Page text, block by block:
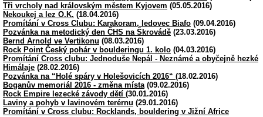
Tři vrcholy nad královským městem Kyjovem (05.05.2016)
Nekoukej a lez O.K. (18.04.2016)
Promítání v Cross Clubu: Karakoram, ledovec Biafo (09.04.2016)
Pozvánka na metodický den ČHS na Škrovádě (23.03.2016)
Bernd Arnold ve Vertikonu (08.03.2016)
Rock Point Český pohár v boulderingu 1. kolo (04.03.2016)
Promítání Cross clubu: Jednoduše Nepál - Neznámé a obyčejně hezké
Himálaje (28.02.2016)
Pozvánka na “Holé spáry v Holešovicích 2016“ (18.02.2016)
Boganův memoriál 2016 - změna místa (09.02.2016)
Rock Empire lezecké závody dětí (30.01.2016)
Laviny a pohyb v lavinovém terérnu (29.01.2016)
Promítání v Cross clubu: Rocklands, bouldering v Jižní Africe